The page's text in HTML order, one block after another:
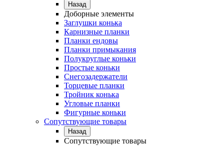
Назад
Доборные элементы
Заглушки конька
Карнизные планки
Планки ендовы
Планки примыкания
Полукруглые коньки
Простые коньки
Снегозадержатели
Торцевые планки
Тройник конька
Угловые планки
Фигурные коньки
Сопутствующие товары
Назад
Сопутствующие товары